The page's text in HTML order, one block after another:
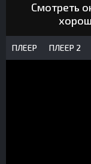
Смотреть
ПЛЕЕР ПЛЕЕР 2